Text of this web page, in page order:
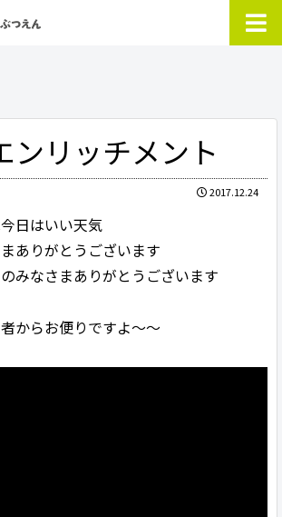
ンリッチメント
2017.12.24
日はいい天気
ありがとうございます
みなさまありがとうございます
からお便りですよ〜〜